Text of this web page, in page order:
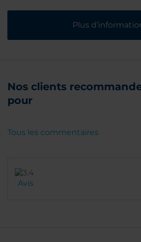
Plus
Nos clients
pour
Avis
Tous les commentaires